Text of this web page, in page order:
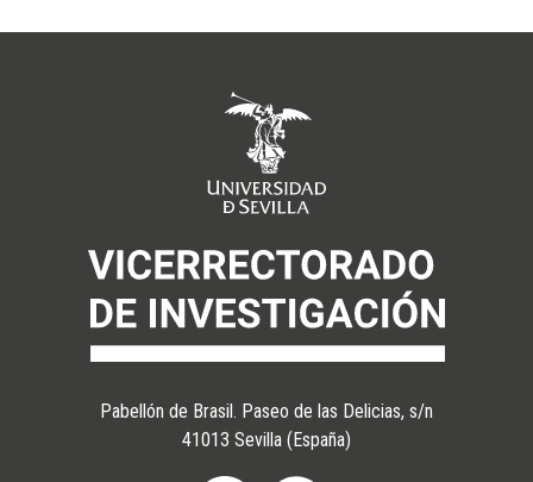
Pabellón de Brasil. Paseo de las Delicias, s/n
41013 Sevilla (España)